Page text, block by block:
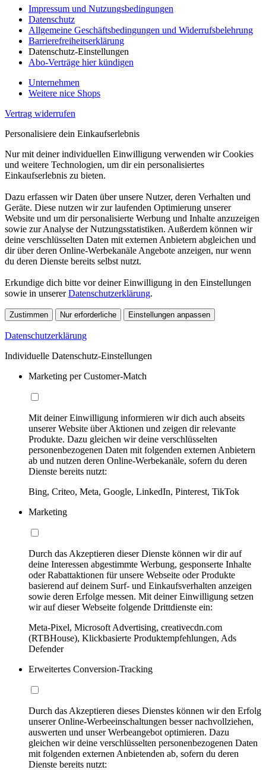
Impressum und Nutzungsbedingungen
Datenschutz
Allgemeine Geschäftsbedingungen und Widerrufsbelehrung
Barrierefreiheitserklärung
Datenschutz-Einstellungen
Abo-Verträge hier kündigen
Unternehmen
Weitere nice Shops
Vertrag widerrufen
Personalisiere dein Einkaufserlebnis
Nur mit deiner individuellen Einwilligung verwenden wir Cookies
und weitere Technologien, um dir ein personalisiertes
Einkaufserlebnis zu bieten.
Dazu erfassen wir Daten über unsere Nutzer, deren Verhalten und
Geräte. Diese nutzen wir zur laufenden Optimierung unserer
Website und um dir personalisierte Werbung und Inhalte anzuzeigen
sowie zur Analyse der Nutzungsstatistiken. Außerdem können wir
deine verschlüsselten Daten mit externen Anbietern abgleichen und
dir über deren Online-Werbekanäle Angebote anzeigen, nur wenn
du deren Dienste bereits selbst nutzt.
Erkundige dich bitte vor deiner Einwilligung in den Einstellungen
sowie in unsererDatenschutzerklärung.
Zustimmen Nur erforderliche Einstellungen anpassen
Datenschutzerklärung
Individuelle Datenschutz-Einstellungen
Marketing per Customer-Match
Mit deiner Einwilligung informieren wir dich auch abseits
unserer Website über Aktionen und zeigen dir relevante
Produkte. Dazu gleichen wir deine verschlüsselten
personenbezogenen Daten mit folgenden externen Anbietern
ab und nutzen deren Online-Werbekanäle, sofern du deren
Dienste bereits nutzt:
Bing, Criteo, Meta, Google, LinkedIn, Pinterest, TikTok
Marketing
Durch das Akzeptieren dieser Dienste können wir dir auf
deine Interessen abgestimmte Werbung, gesponserte Inhalte
oder Rabattaktionen für unsere Webseite oder Produkte
basierend auf deinem Surf- und Einkaufsverhalten anzeigen
sowie deren Erfolge messen. Mit deiner Einwilligung setzen
wir auf dieser Webseite folgende Drittdienste ein:
Meta-Pixel, Microsoft Advertising, creativecdn.com
(RTBHouse), Klickbasierte Produktempfehlungen, Ads
Defender
Erweitertes Conversion-Tracking
Durch das Akzeptieren dieses Dienstes können wir den Erfolg
unserer Online-Werbeeinschaltungen besser nachvollziehen,
auswerten und unser Werbeangebot optimieren. Dazu
gleichen wir deine verschlüsselten personenbezogenen Daten
mit folgenden externen Anbietenden ab, sofern du deren
Dienste bereits nutzt: